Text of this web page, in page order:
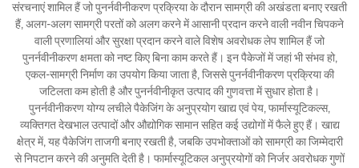
संरचनाएं शामिल हैं जो पुनर्नवीनीकरण प्रक्रिया के दौरान सामग्री की अखंडता बनाए रखती
हैं, अलग-अलग सामग्री परतों को अलग करने में आसानी प्रदान करने वाली नवीन चिपकने
वाली प्रणालियां और सुरक्षा प्रदान करने वाले विशेष अवरोधक लेप शामिल हैं जो
पुनर्नवीनीकरण क्षमता को नष्ट किए बिना काम करते हैं। इन पैकेजों में जहां भी संभव हो,
एकल-सामग्री निर्माण का उपयोग किया जाता है, जिससे पुनर्नवीनीकरण प्रक्रिया की
जटिलता कम होती है और पुनर्नवीनीकृत उत्पाद की गुणवत्ता में सुधार होता है।
पुनर्नवीनीकरण योग्य लचीले पैकेजिंग के अनुप्रयोग खाद्य एवं पेय, फार्मास्यूटिकल्स,
व्यक्तिगत देखभाल उत्पादों और औद्योगिक सामान सहित कई उद्योगों में फैले हुए हैं। खाद्य
क्षेत्र में, यह पैकेजिंग ताजगी बनाए रखती है, जबकि उपभोक्ताओं को सामग्री का जिम्मेदारी
से निपटान करने की अनुमति देती है। फार्मास्यूटिकल अनुप्रयोगों को निर्जर अवरोधक गुणों